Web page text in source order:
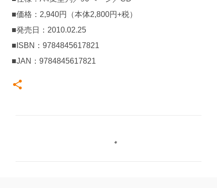
■価格：2,940円（本体2,800円+税）
■発売日：2010.02.25
■ISBN：9784845617821
■JAN：9784845617821